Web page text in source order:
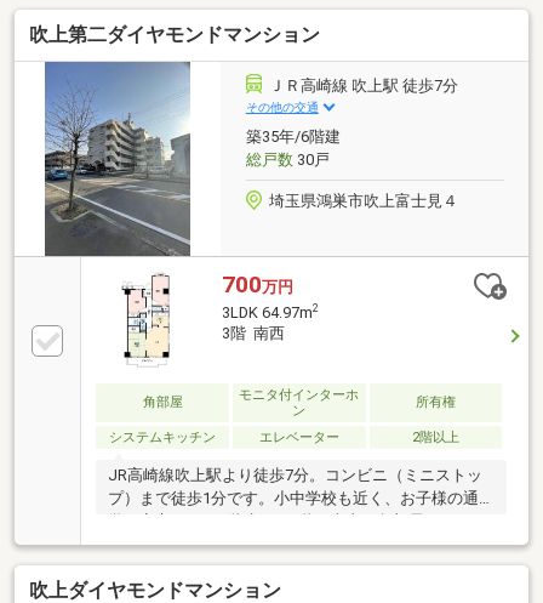
ご相談お伺いします！〇一回で市場の全ての物件をご
紹介可能です♪未公開物件アリ！一回の電話で市場の
全ての見学可能です！〇三丁目不動産の強み！オンラ
イン内見、IT重説対応！LINE・メールにて24時間、
365日対応可能！地域の多くの金融機関との取引実績
有。弁護士、その他士業と連携し専門的なご相談も可
能です。(株)三丁目不動産【048-578-4822】熊谷市円
光1丁目3-16
吹上第二ダイヤモンドマンション
ＪＲ高崎線 吹上駅 徒歩7分
その他の交通
築35年/6階建
総戸数30戸
埼玉県鴻巣市吹上富士見４
700万円
3LDK 64.97m2
3階 南西
角部屋
モニタ付インターホ
ン
所有権
システムキッチン エレベーター 2階以上
JR高崎線吹上駅より徒歩7分。コンビニ（ミニストッ
プ）まで徒歩1分です。小中学校も近く、お子様の通
すので日当たり良好です。リビング、キッチン、北側
洋室に東側窓あり。ご内見の際はご予約制となります
のでご連絡下さい。
吹上ダイヤモンドマンション